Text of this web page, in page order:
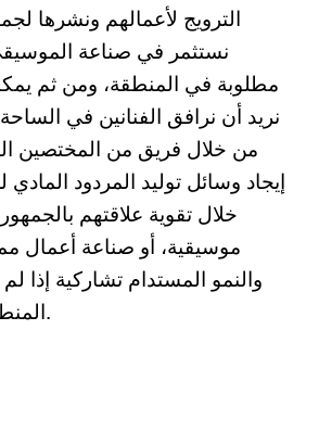
الترويج لأعمالهم ونشرها
نستثمر في صناعة
مطلوبة في المنطقة، ومن ثم
نريد أن نرافق الفنانين في
من خلال فريق من المختصين
إيجاد وسائل توليد المردود
خلال تقوية علاقتهم
موسيقية، أو صناعة أعمال
والنمو المستدام تشاركية إذا
المنطقة، لن ننمو نحن.